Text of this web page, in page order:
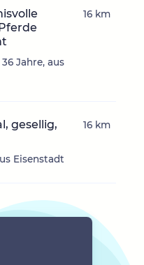
Jahre, aus
16 km
gesellig,
Eisenstadt
16 km